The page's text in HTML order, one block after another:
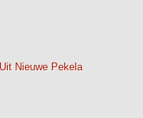
Nieuwe Pekela